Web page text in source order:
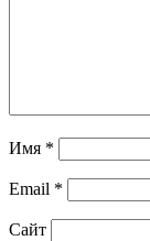
Имя *
Email *
Сайт